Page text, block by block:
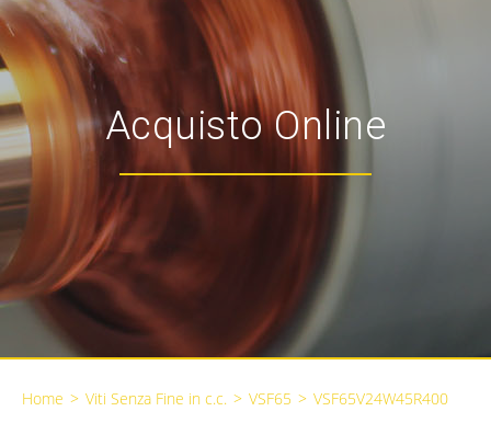
Acquisto Online
Home > Viti Senza Fine in c.c. > VSF65 > VSF65V24W45R400